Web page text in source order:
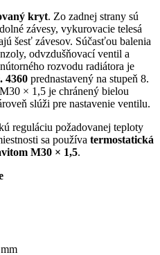
kryt. Zo zadnej strany sú
závesy, vykurovacie telesá
šesť závesov. Súčasťou balenia
odvzdušňovací ventil a
rozvodu radiátora je
4360 prednastavený na stupeň 8.
× 1,5 je chránený bielou
slúži pre nastavenie ventilu.
reguláciu požadovanej teploty
sa používa termostatická
M30 × 1,5.
– 1000 mm